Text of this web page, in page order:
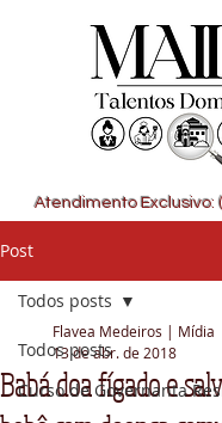
Atendimento Exclusivo:
Post
Todos posts
Curso de Governanta
Todos posts
Babá doa fígado e
Flavea Medeiros | Mídia
13 de abr. de 2018